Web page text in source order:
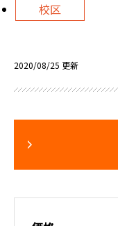
校区
2020/08/25 更新